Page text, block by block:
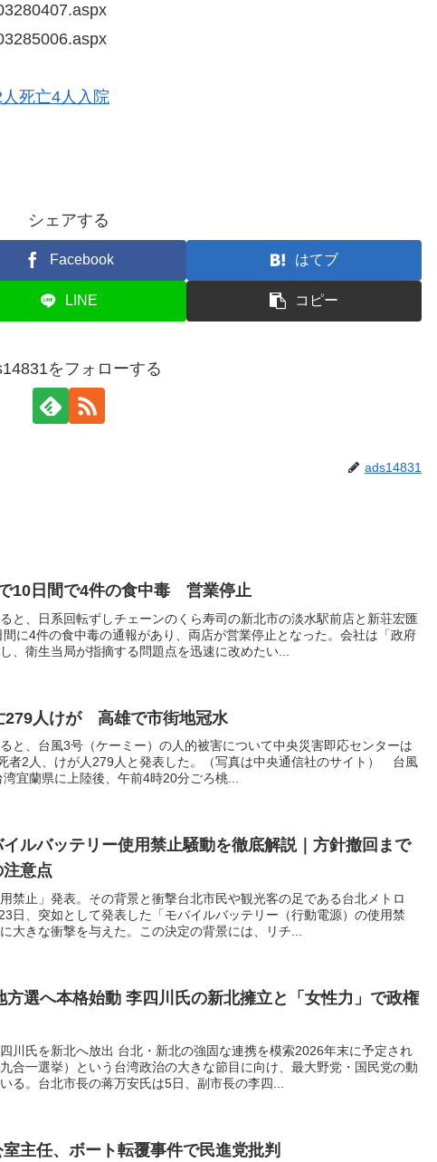
死亡4人入院
シェアする
Facebook はてブ
LINE コピー
をフォローする
ads14831
10日間で4件の食中毒 営業停止
と、日系回転ずしチェーンのくら寿司の新北市の淡水駅前店と新荘宏匯
に4件の食中毒の通報があり、両店が営業停止となった。会社は「政府
、衛生当局が指摘する問題点を迅速に改めたい...
279人けが 高雄で市街地冠水
と、台風3号（ケーミー）の人的被害について中央災害即応センターは
者2人、けが人279人と発表した。（写真は中央通信社のサイト） 台風
宜蘭県に上陸後、午前4時20分ごろ桃...
ルバッテリー使用禁止騒動を徹底解説｜方針撤回まで
意点
禁止」発表。その背景と衝撃台北市民や観光客の足である台北メトロ
日、突如として発表した「モバイルバッテリー（行動電源）の使用禁
大きな衝撃を与えた。この決定の背景には、リチ...
方選へ本格始動 李四川氏の新北擁立と「女性力」で政権
川氏を新北へ放出 台北・新北の強固な連携を模索2026年末に予定され
合一選挙）という台湾政治の大きな節目に向け、最大野党・国民党の動
る。台北市長の蒋万安氏は5日、副市長の李四...
主任、ボート転覆事件で民進党批判